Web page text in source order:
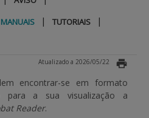
MANUAIS | TUTORIAIS |
Atualizado a 2026/05/22
encontrar-se em formato
para a sua visualização a
Reader.